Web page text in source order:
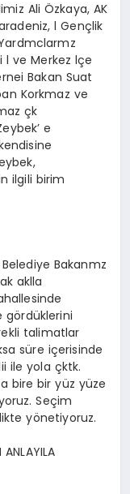
Ali Özkaya, AK
l Gençlik
l ve Merkez lçe
Bakan Suat
Korkmaz ve
çk
e
ilgili birim
Bakanmz
aklla
gördüklerini
talimatlar
süre içerisinde
ile yola çktk.
bire bir yüz yüze
Seçim
yönetiyoruz.
ANLAYILA